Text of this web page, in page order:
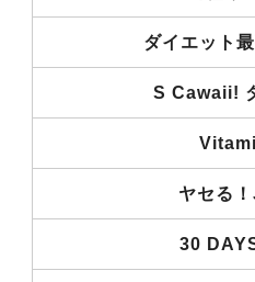
ダイエット
S Cawaii!
ヤセる
30